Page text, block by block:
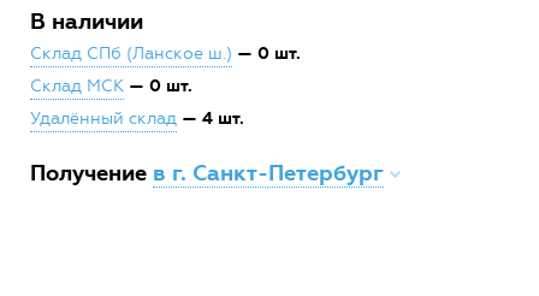
В наличии
Склад СПб (Ланское ш.) — 0 шт.
Склад МСК — 0 шт.
Удалённый склад — 4 шт.
Получение в г. Санкт-Петербург